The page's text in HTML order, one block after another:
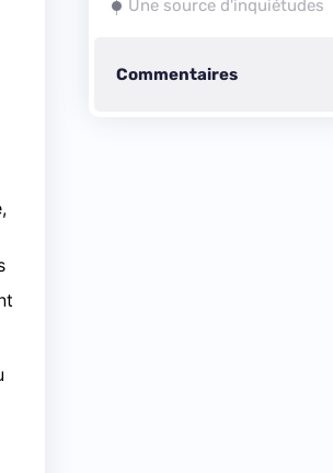
Une source d'inquiétudes
Commentaires